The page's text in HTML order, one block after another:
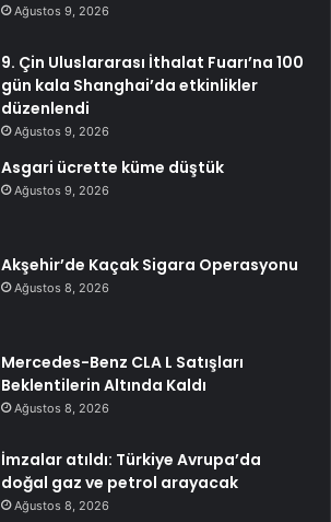
Ağustos 9, 2026
9. Çin Uluslararası İthalat Fuarı’na 100
gün kala Shanghai’da etkinlikler
düzenlendi
Ağustos 9, 2026
Asgari ücrette küme düştük
Ağustos 9, 2026
Akşehir’de Kaçak Sigara Operasyonu
Ağustos 8, 2026
Mercedes-Benz CLA L Satışları
Beklentilerin Altında Kaldı
Ağustos 8, 2026
İmzalar atıldı: Türkiye Avrupa’da
doğal gaz ve petrol arayacak
Ağustos 8, 2026